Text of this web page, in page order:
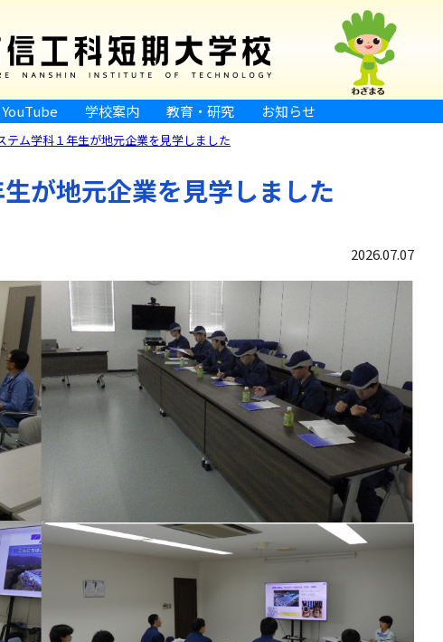
YouTube 学校案内 教育・研究 お知らせ
テム学科１年生が地元企業を見学しました
が地元企業を見学しました
2026.07.07